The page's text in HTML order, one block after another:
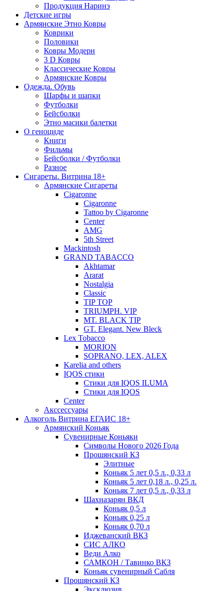
Продукция Наринэ
Детские игры
Армянские Этно Ковры
Коврики
Половики
Ковры Модерн
3 D Ковры
Классические Ковры
Армянские Ковры
Одежда. Обувь
Шарфы и шапки
Футболки
Бейсболки
Этно масики балетки
О геноциде
Книги
Фильмы
Бейсболки / Футболки
Разное
Сигареты. Витрина 18+
Армянские Сигареты
Cigaronne
Cigaronne
Tattoo by Cigaronne
Center
AMG
5th Street
Mackintosh
GRAND TABACCO
Akhtamar
Ararat
Nostalgia
Classic
TIP TOP
TRIUMPH. VIP
MT. BLACK TIP
GT. Elegant. New Bleck
Lex Tobacco
MORION
SOPRANO, LEX, ALEX
Karelia and others
IQOS стики
Стики для IQOS ILUMA
Стики для IQOS
Сenter
Акссессуары
Алкоголь Витрина ЕГАИС 18+
Армянский Коньяк
Сувенирные Коньяки
Символы Нового 2026 Года
Прошянский КЗ
Элитные
Коньяк 5 лет 0,5 л., 0,33 л
Коньяк 5 лет 0,18 л., 0,25 л.
Коньяк 7 лет 0,5 л., 0,33 л
Шахназарян ВКД
Коньяк 0,5 л
Коньяк 0,25 л
Коньяк 0,70 л
Иджеванский ВКЗ
СИС АЛКО
Веди Алко
САМКОН / Тавинко ВКЗ
Коньяк сувенирный Сабля
Прошянский КЗ
Эксклюзив